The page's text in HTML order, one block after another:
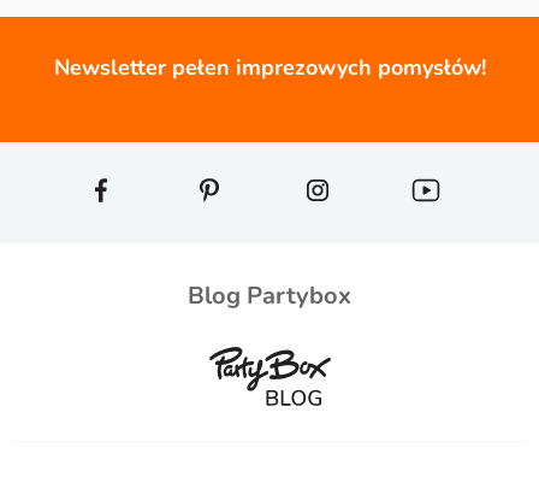
Newsletter pełen imprezowych pomysłów!
Blog Partybox